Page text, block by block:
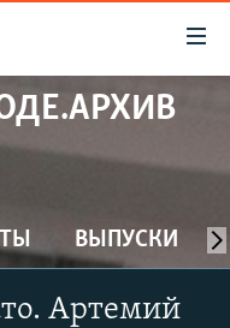
ВЫПУСКИ
Артемий